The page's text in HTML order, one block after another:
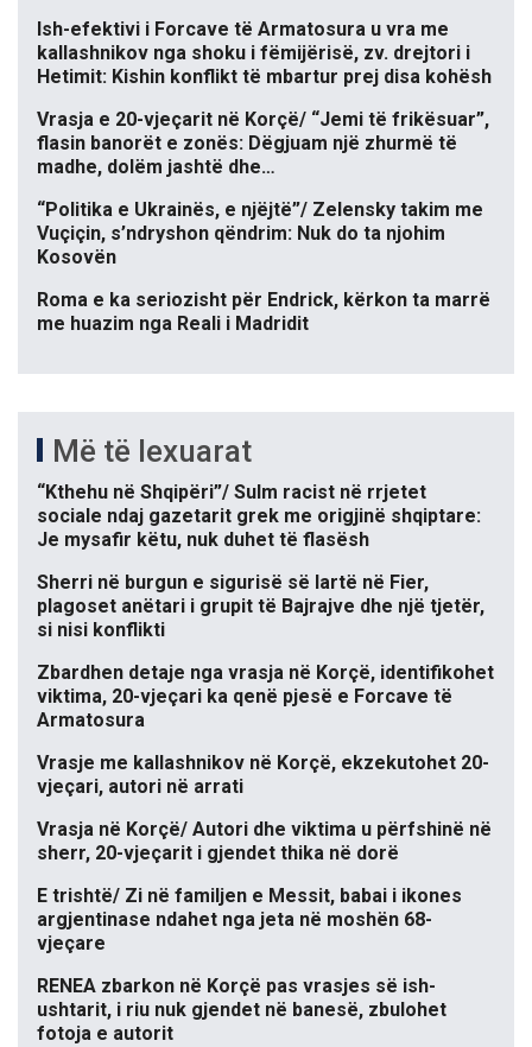
Ish-efektivi i Forcave të Armatosura u vra me
kallashnikov nga shoku i fëmijërisë, zv. drejtori i
Hetimit: Kishin konflikt të mbartur prej disa kohësh
Vrasja e 20-vjeçarit në Korçë/ “Jemi të frikësuar”,
flasin banorët e zonës: Dëgjuam një zhurmë të
madhe, dolëm jashtë dhe…
“Politika e Ukrainës, e njëjtë”/ Zelensky takim me
Vuçiçin, s’ndryshon qëndrim: Nuk do ta njohim
Kosovën
Roma e ka seriozisht për Endrick, kërkon ta marrë
me huazim nga Reali i Madridit
Më të lexuarat
“Kthehu në Shqipëri”/ Sulm racist në rrjetet
sociale ndaj gazetarit grek me origjinë shqiptare:
Je mysafir këtu, nuk duhet të flasësh
Sherri në burgun e sigurisë së lartë në Fier,
plagoset anëtari i grupit të Bajrajve dhe një tjetër,
si nisi konflikti
Zbardhen detaje nga vrasja në Korçë, identifikohet
viktima, 20-vjeçari ka qenë pjesë e Forcave të
Armatosura
Vrasje me kallashnikov në Korçë, ekzekutohet 20-
vjeçari, autori në arrati
Vrasja në Korçë/ Autori dhe viktima u përfshinë në
sherr, 20-vjeçarit i gjendet thika në dorë
E trishtë/ Zi në familjen e Messit, babai i ikones
argjentinase ndahet nga jeta në moshën 68-
vjeçare
RENEA zbarkon në Korçë pas vrasjes së ish-
ushtarit, i riu nuk gjendet në banesë, zbulohet
fotoja e autorit